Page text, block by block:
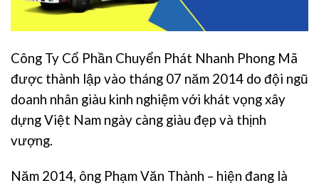
Công Ty Cổ Phần Chuyển Phát Nhanh Phong Mã
được thành lập vào tháng 07 năm 2014 do đội ngũ
doanh nhân giàu kinh nghiệm với khát vọng xây
dựng Việt Nam ngày càng giàu đẹp và thịnh
vượng.
Năm 2014, ông Phạm Văn Thành – hiện đang là